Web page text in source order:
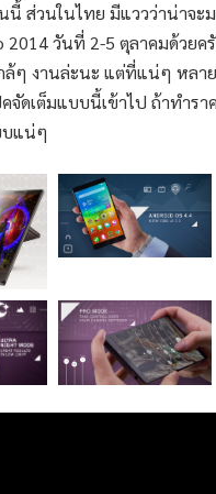
นี้ ส่วนในไทย มีแววว่าน่าจะ
2014 วันที่ 2-5 ตุลาคมด้วยค
ล้ๆ งานล่ะนะ แต่ที่แน่ๆ หลา
จัดเต็มแบบนี้เข้าไป ถ้าทำรา
บแน่ๆ